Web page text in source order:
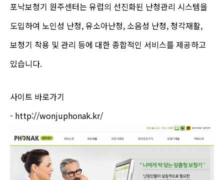
포낙보청기 원주센터는 유럽의 선진화된 난청관리 시스템을
도입하여 노인성 난청, 유소아난청, 소음성 난청, 청각재활,
보청기 착용 및 관리 등에 대한 종합적인 서비스를 제공하고
있습니다.
사이트 바로가기
- http://wonjuphonak.kr/